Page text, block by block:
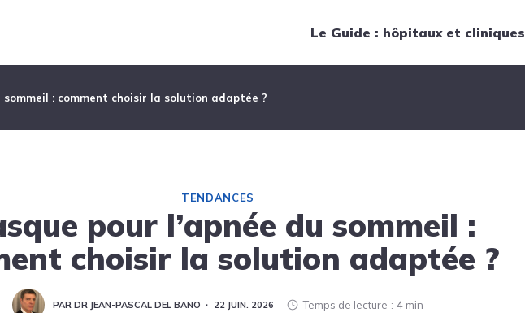
Le Guide : hôpitaux et cliniques
sommeil : comment choisir la solution adaptée ?
TENDANCES
pour l’apnée du sommeil :
choisir la solution adaptée ?
PAR DR JEAN-PASCAL DEL BANO 22 JUIN. 2026 Temps de lecture 4 min